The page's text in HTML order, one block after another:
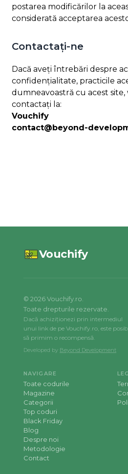
postarea modificărilor la
considerată acceptarea
Contactați-ne
Dacă aveți întrebări despre
confidențialitate, practicile
dumneavoastră cu acest site,
contactați la:
Vouchify
contact@beyond-
Vouchify
© 2026Vouchify.ro.
Toate drepturile rezervate.
Dacă achiziționezi prin intermediul
unui link de pe Vouchify.ro, este
să primim o recompensă.
Developed by Beyond Development
NAVIGARE
Toate codurile
Magazine
Categorii
Top coduri
Black Friday
Blog
Despre noi
Metodologie
Contact